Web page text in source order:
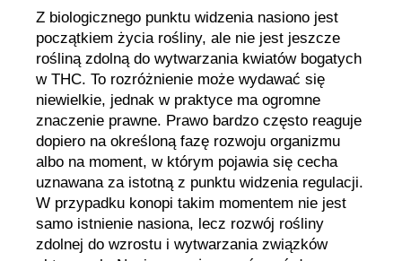
Z biologicznego punktu widzenia nasiono jest
początkiem życia rośliny, ale nie jest jeszcze
rośliną zdolną do wytwarzania kwiatów bogatych
w THC. To rozróżnienie może wydawać się
niewielkie, jednak w praktyce ma ogromne
znaczenie prawne. Prawo bardzo często reaguje
dopiero na określoną fazę rozwoju organizmu
albo na moment, w którym pojawia się cecha
uznawana za istotną z punktu widzenia regulacji.
W przypadku konopi takim momentem nie jest
samo istnienie nasiona, lecz rozwój rośliny
zdolnej do wzrostu i wytwarzania związków